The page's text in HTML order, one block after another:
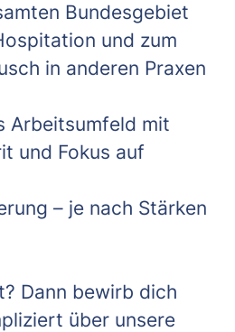
Bundesgebiet
und zum
in anderen Praxen
Arbeitsumfeld mit
und Fokus auf
– je nach Stärken
Dann bewirb dich
über unsere